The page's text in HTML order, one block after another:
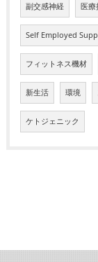
副交感神経 医療
Self Employed
フィットネス機材
新生活 環境
ケトジェニック